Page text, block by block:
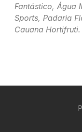
Fantástico, Água
Sports, Padaria
Cauana Hortifruti.